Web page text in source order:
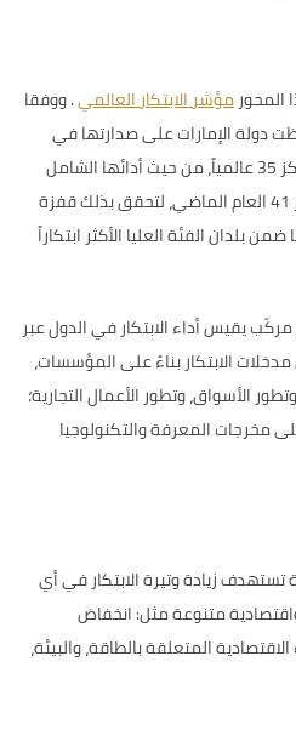
المحورمؤشر الابتكار العالمي.ووفقا
دولة الإمارات على صدارتها في
المركز الأول عربياً، وحلت في المركز 35 عالمياً، من حيث أدائها الشامل
على المؤشر، متقدمة من المركز 41 العام الماضي، لتحقق بذلك قفزة
بلدان الفئة العليا الأكثر ابتكاراً
يقيس أداء الابتكار في الدول عبر
الابتكار بناءً على المؤسسات،
الأسواق، وتطور الأعمال التجارية؛
مخرجات المعرفة والتكنولوجيا
تستهدف زيادة وتيرة الابتكار في أي
متنوعة مثل: انخفاض
المتعلقة بالطاقة، والبيئة،